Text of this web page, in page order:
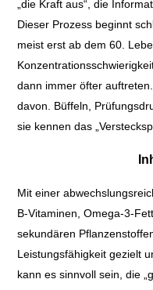
„die Kraft aus“, die
Dieser Prozess beginnt
meist erst ab dem 60.
dann immer öfter
davon. Büffeln,
sie kennen das
Mit einer
B-Vitaminen, Omega-3-
sekundären
Leistungsfähigkeit gezielt
kann es sinnvoll sein, die